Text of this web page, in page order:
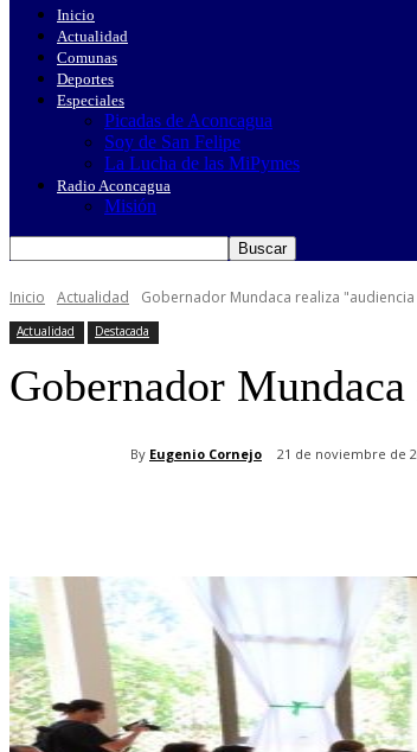
Inicio
Actualidad
Comunas
Deportes
Especiales
Picadas de Aconcagua
Soy de San Felipe
La Lucha de las MiPymes
Radio Aconcagua
Misión
Inicio Actualidad Gobernador Mundaca realiza "audiencia
Actualidad Destacada
Gobernador
By Eugenio Cornejo 21 de noviembre de